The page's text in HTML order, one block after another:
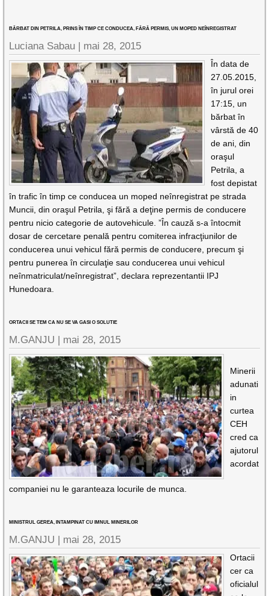
BĂRBAT DIN PETRILA, PRINS ÎN TIMP CE CONDUCEA, FĂRĂ PERMIS, UN MOPED NEÎNREGISTRAT
Luciana Sabau | mai 28, 2015
În data de
27.05.2015,
în jurul orei
17:15, un
bărbat în
vârstă de 40
de ani, din
oraşul
Petrila, a
fost depistat
în trafic în timp ce conducea un moped neînregistrat pe strada
Muncii, din oraşul Petrila, şi fără a deţine permis de conducere
pentru nicio categorie de autovehicule. ”În cauză s-a întocmit
dosar de cercetare penală pentru comiterea infracţiunilor de
conducerea unui vehicul fără permis de conducere, precum şi
pentru punerea în circulaţie sau conducerea unui vehicul
neînmatriculat/neînregistrat”, declara reprezentantii IPJ
Hunedoara.
ORTACII SE TEM CA NU SE VA GASI O SOLUTIE
M.GANJU | mai 28, 2015
Minerii
adunati
in
curtea
CEH
cred ca
ajutorul
acordat
companiei nu le garanteaza locurile de munca.
MINISTRUL GEREA, INTAMPINAT CU IMNUL MINERILOR
M.GANJU | mai 28, 2015
Ortacii
cer ca
oficialul